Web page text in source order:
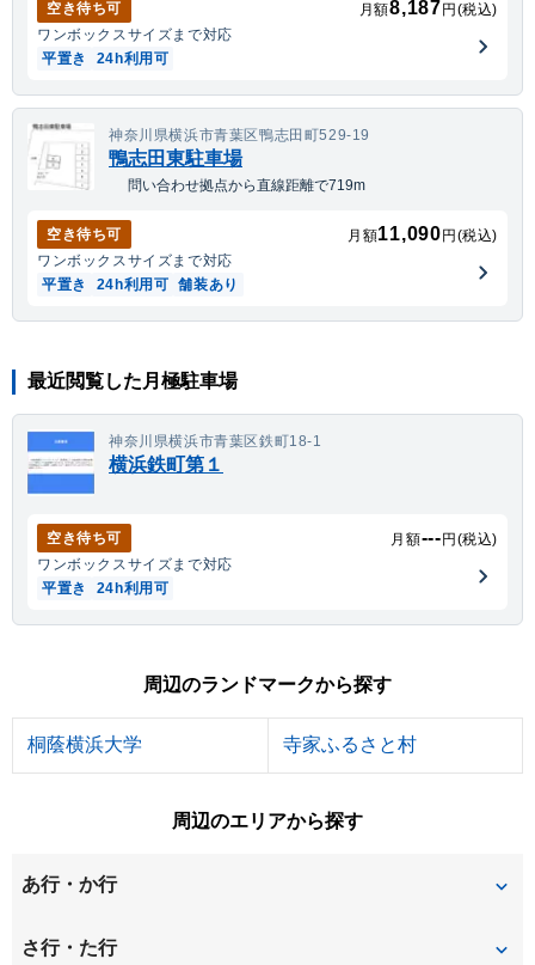
空き待ち可 月額8,187 円(税込)
ワンボックスサイズまで対応
平置き
24h利用可
神奈川県横浜市青葉区鴨志田町529-19
鴨志田東駐車場
問い合わせ拠点から直線距離で719m
空き待ち可 月額11,090 円(税込)
ワンボックスサイズまで対応
平置き
24h利用可 舗装あり
最近閲覧した月極駐車場
神奈川県横浜市青葉区鉄町18-1
横浜鉄町第１
空き待ち可 月額--- 円(税込)
ワンボックスサイズまで対応
平置き
24h利用可
周辺のランドマークから探す
桐蔭横浜大学 寺家ふるさと村
周辺のエリアから探す
あ行・か行
青葉台
さ行・た行